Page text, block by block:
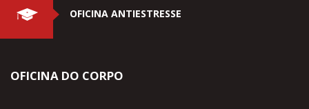
OFICINA ANTIESTRESSE
OFICINA DO CORPO